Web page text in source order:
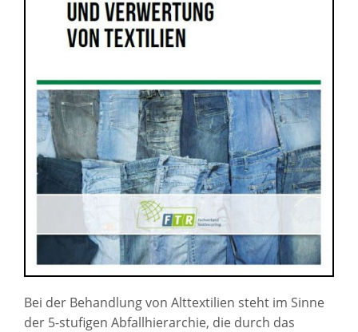
Bei der Behandlung von Alttextilien steht im Sinne
der 5-stufigen Abfallhierarchie, die durch das